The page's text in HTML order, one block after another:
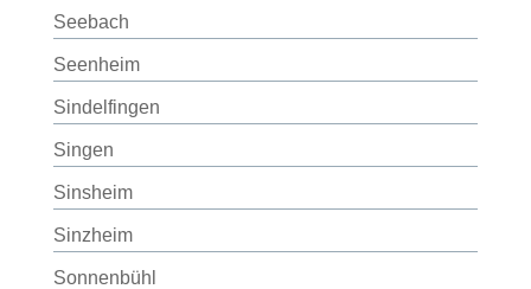
Seebach
Seenheim
Sindelfingen
Singen
Sinsheim
Sinzheim
Sonnenbühl